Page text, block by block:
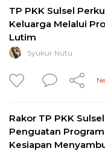
TP PKK Sulsel
Keluarga Melalui
Lutim
Syukur Nutu
Rakor TP PKK
Penguatan
Kesiapan